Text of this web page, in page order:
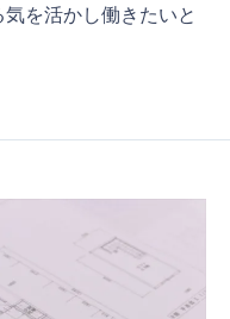
を活かし働きたいと